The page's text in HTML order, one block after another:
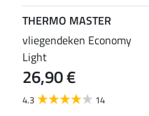
THERMO MASTER
vliegendeken Economy
Light
26,90 €
4.3 14